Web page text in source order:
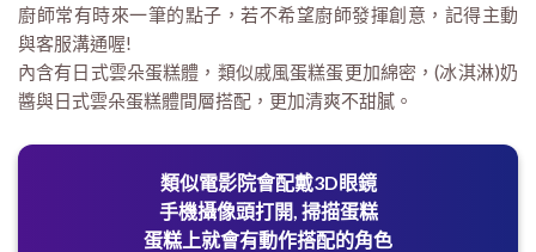
廚師常有時來一筆的點子，若不希望廚師發揮創意，記得主動
與客服溝通喔!
內含有日式雲朵蛋糕體，類似戚風蛋糕蛋更加綿密，(冰淇淋)奶
醬與日式雲朵蛋糕體間層搭配，更加清爽不甜膩。
類似電影院會配戴3D眼鏡
手機攝像頭打開, 掃描蛋糕
蛋糕上就會有動作搭配的角色